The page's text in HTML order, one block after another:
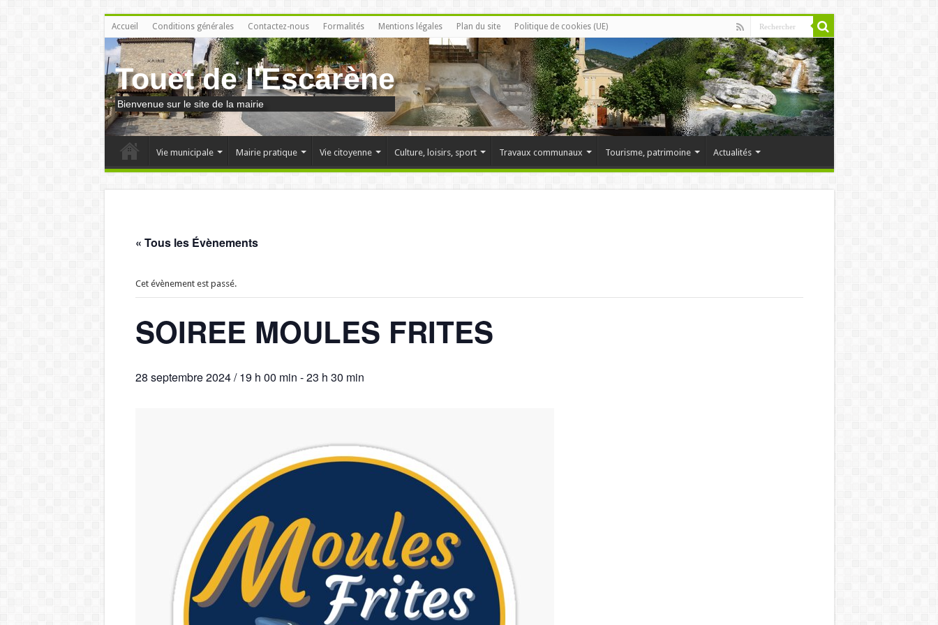
Accueil Conditions générales Contactez-nous Formalités Mentions légales Plan du site Politique de cookies (UE)
Touet de l'Escarène
Bienvenue sur le site de la mairie
Vie municipale Mairie pratique Vie citoyenne Culture, loisirs, sport Travaux communaux Tourisme, patrimoine Actualités
« Tous les Évènements
Cet évènement est passé.
SOIREE MOULES FRITES
28 septembre 2024 / 19 h 00 min -23 h 30 min